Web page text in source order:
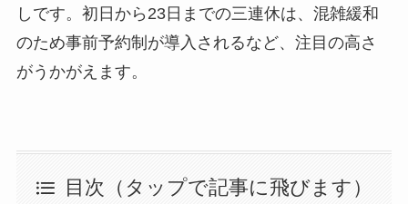
しです。初日から23日までの三連休は、混雑緩和
のため事前予約制が導入されるなど、注目の高さ
がうかがえます。
目次（タップで記事に飛びます）